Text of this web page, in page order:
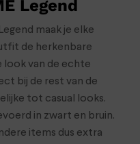
Legend
maak je elke
de herkenbare
van de echte
bij de rest van de
tot casual looks.
in zwart en bruin.
items dus extra